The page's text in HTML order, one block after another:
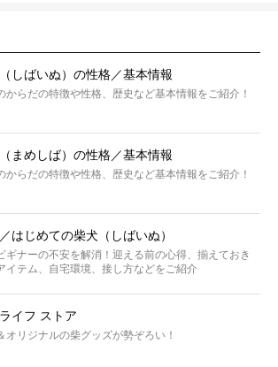
しばいぬ）の性格／基本情報
からだの特徴や性格、歴史など基本情報をご紹介！
まめしば）の性格／基本情報
からだの特徴や性格、歴史など基本情報をご紹介！
はじめての柴犬（しばいぬ）
ギナーの不安を解消！迎える前の心得、揃えておき
イテム、自宅環境、接し方などをご紹介
イフ ストア
オリジナルの柴グッズが勢ぞろい！